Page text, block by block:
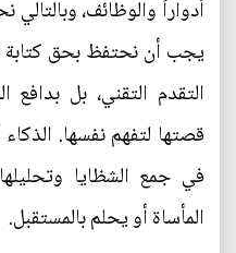
أدواراً والوظائف،
يجب أن نحتفظ بحق كتابة
التقدم التقني، بل بدافع
قصتها لتفهم نفسها.
في جمع الشظايا
المأساة أو يحلم بالمستقبل.